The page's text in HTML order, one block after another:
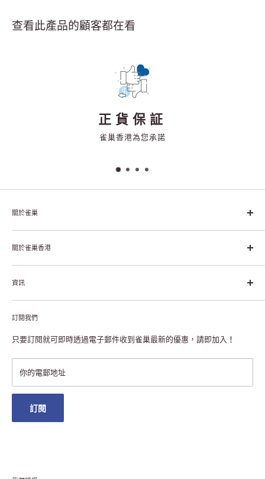
查看此產品的顧客都在看
正貨保証
雀巢香港為您承諾
關於雀巢
雀巢集團起源於1866年的瑞士，目前是全球領先的「營養、健康、
幸福生活」企業。雀巢的目標是「我們充分發掘食品的力量，提升
關於雀巢香港
關於雀巢香港
雀巢香港創造共享價值
聯絡我們
私隱聲明
註冊NESCAFÉ® Dolce Gusto®咖啡機
資訊
付款及送貨
退貨或更換
常見問題
雀巢會員獎賞
澳門地區送貨
訂閱我們
只要訂閱就可即時透過電子郵件收到雀巢最新的優惠，請即加入！
你的電郵地址
訂閱